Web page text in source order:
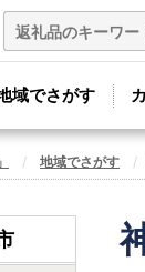
域でさがす
地域でさがす